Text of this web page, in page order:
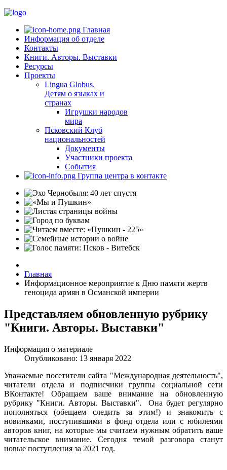
Главная
Информация об отделе
Контакты
Книги. Авторы. Выставки
Ресурсы
Проекты
Lingua Globus.
Детям о языках и
странах
Игрушки народов
мира
Псковский Клуб
национальностей
Документы
Участники проекта
События
Группа центра в контакте
Главная
Информационное мероприятие к Дню памяти жертв
геноцида армян в Османской империи
Представляем обновленную рубрику
"Книги. Авторы. Выставки"
Информация о материале
Опубликовано: 13 января 2022
Уважаемые посетители сайта "Международная деятельность",
читатели отдела и подписчики группы социальной сети
ВКонтакте! Обращаем ваше внимание на обновленную
рубрику "Книги. Авторы. Выставки". Она будет регулярно
пополняться (обещаем следить за этим!)и знакомить с
новинками, поступившими в фонд отдела или с юбилеями
авторов книг, на которые мы считаем нужным обратить ваше
читательское внимание. Сегодня темой разговора станут
новые поступления за 2021 год.